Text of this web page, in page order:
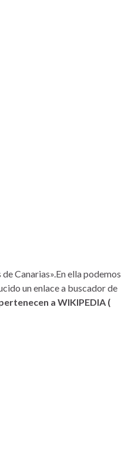
Canarias».En ella podemos
un enlace a buscador de
a WIKIPEDIA (